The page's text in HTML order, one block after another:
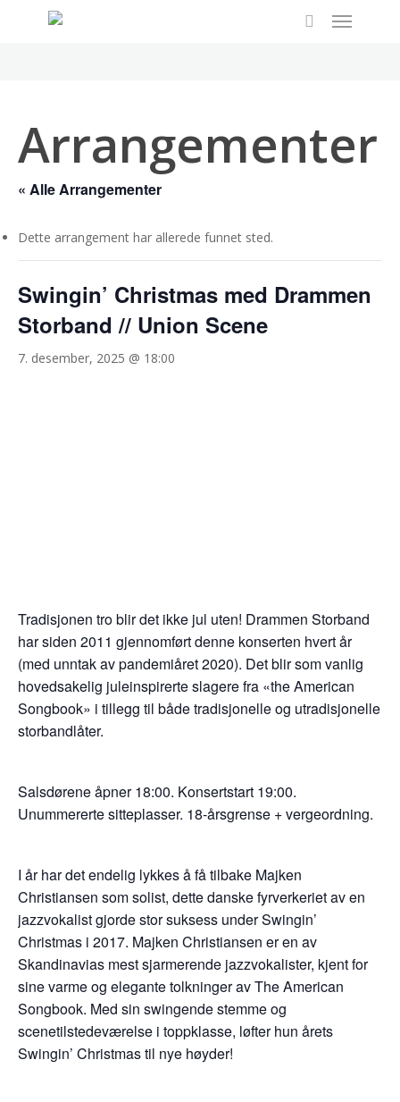
Menu
Arrangementer
« Alle Arrangementer
Dette arrangement har allerede funnet sted.
Swingin’ Christmas med Drammen
Storband // Union Scene
7. desember, 2025 @ 18:00
Tradisjonen tro blir det ikke jul uten! Drammen Storband
har siden 2011 gjennomført denne konserten hvert år
(med unntak av pandemiåret 2020). Det blir som vanlig
hovedsakelig juleinspirerte slagere fra «the American
Songbook» i tillegg til både tradisjonelle og utradisjonelle
storbandlåter.
Salsdørene åpner 18:00. Konsertstart 19:00.
Unummererte sitteplasser. 18-årsgrense + vergeordning.
I år har det endelig lykkes å få tilbake Majken
Christiansen som solist, dette danske fyrverkeriet av en
jazzvokalist gjorde stor suksess under Swingin’
Christmas i 2017. Majken Christiansen er en av
Skandinavias mest sjarmerende jazzvokalister, kjent for
sine varme og elegante tolkninger av The American
Songbook. Med sin swingende stemme og
scenetilstedeværelse i toppklasse, løfter hun årets
Swingin’ Christmas til nye høyder!